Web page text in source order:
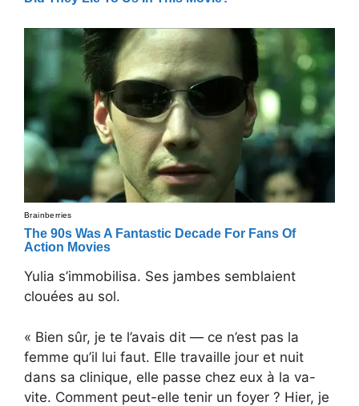
Yulia s’immobilisa. Ses jambes semblaient
clouées au sol.
« Bien sûr, je te l’avais dit — ce n’est pas la
femme qu’il lui faut. Elle travaille jour et nuit
dans sa clinique, elle passe chez eux à la va-
vite. Comment peut-elle tenir un foyer ? Hier, je